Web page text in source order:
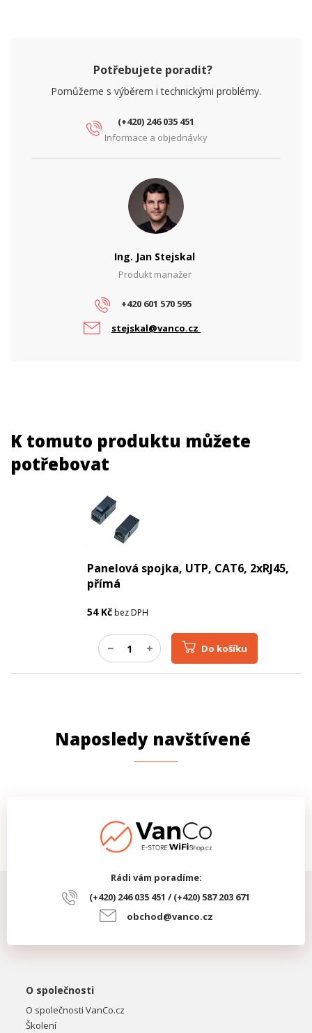
Potřebujete poradit?
Pomůžeme s výběrem i technickými problémy.
(+420) 246 035 451
Informace a objednávky
Ing. Jan Stejskal
Produkt manažer
+420 601 570 595
stejskal@vanco.cz
K tomuto produktu můžete
potřebovat
Panelová spojka, UTP, CAT6, 2xRJ45,
přímá
54Kčbez DPH
Do košíku
Naposledy navštívené
Rádi vám poradíme:
(+420) 246 035 451 / (+420) 587 203 671
obchod@vanco.cz
O společnosti
O společnosti VanCo.cz
Školení